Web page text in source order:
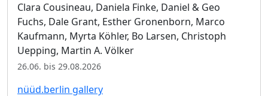
Clara Cousineau, Daniela Finke, Daniel & Geo
Fuchs, Dale Grant, Esther Gronenborn, Marco
Kaufmann, Myrta Köhler, Bo Larsen, Christoph
Uepping, Martin A. Völker
26.06. bis 29.08.2026
nüüd.berlin gallery